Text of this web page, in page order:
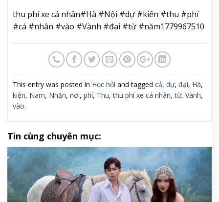
thu phí xe cá nhân#Hà #Nội #dự #kiến #thu #phí
#cá #nhân #vào #Vành #đai #từ #năm1779967510
This entry was posted in Học hỏi and tagged cả, dự, đại, Hà,
kiện, Nam, Nhận, nơi, phí, Thu,thu phí xe cá nhân,từ, Vành,
vào.
Tin cùng chuyên mục: